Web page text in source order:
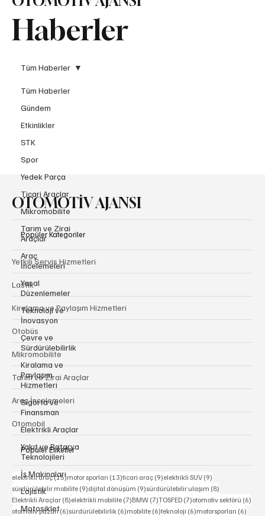
Haberler
Tüm Haberler
Gündem
Etkinlikler
STK
Spor
Yedek Parça
Ticari Araçlar
Mikromobilite
Tarım ve Zirai
Araçlar
Araç
İncelemeleri
Yasal
Düzenlemeler
Teknoloji ve
İnovasyon
Çevre ve
Sürdürülebilirlik
Kiralama ve
Paylaşım
Hizmetleri
Sigorta ve
Finansman
Elektrikli Araçlar
Yakıt ve Batarya
Teknolojileri
İş Makinaları
Lojistik
Motosiklet
Tüm Haberler
OTOMOTİV AJANSI
Popüler Kategoriler
Yetkili Servis Hizmetleri
Lastik
Kiralama ve Paylaşım Hizmetleri
Otobüs
Mikromobilite
Tarım ve Zirai Araçlar
Araç İncelemeleri
Otomobil
Popüler Etiketler
elektrikli araç(15)15 yazı
motor sporları (13)13 yazı
ticari araç (9)9 yazı
elektrikli SUV (9)
sürdürülebilir mobilite (9)9 yazı
dijital dönüşüm (9)9 yazı
sürdürülebilir ulaşım (8)
Elektrikli Araçlar (8)8 yazı
elektrikli mobilite (7)7 yazı
BMW (7)7 yazı
TOSFED (7)7 yazı
otomotiv sektörü (6)
otomotiv pazarı (6)6 yazı
sürdürülebilirlik (6)6 yazı
mobilite (6)6 yazı
teknoloji (6)6 yazı
motorsporları (6)